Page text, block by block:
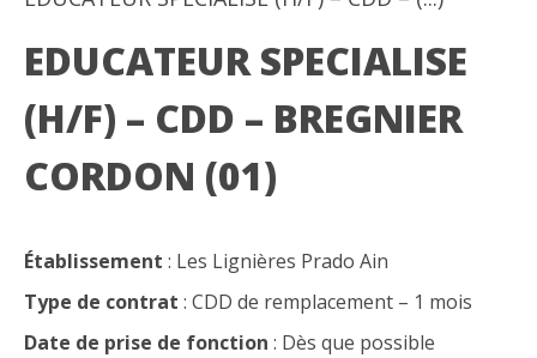
EDUCATEUR SPECIALISE
(H/F) – CDD – BREGNIER
CORDON (01)
Établissement : Les Lignières Prado Ain
Type de contrat : CDD de remplacement – 1 mois
Date de prise de fonction : Dès que possible